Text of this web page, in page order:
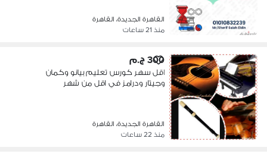
القاهرة الجديدة، القاهرة
منذ 21 ساعات
300 ج.م
اقل سهر كورس تعليم بيانو وكمان
وجيتار ودرامز في اقل من شهر
القاهرة الجديدة، القاهرة
منذ 22 ساعات